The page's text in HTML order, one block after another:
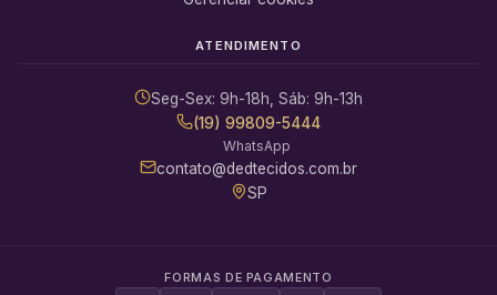
ATENDIMENTO
Seg-Sex: 9h-18h, Sáb: 9h-13h
(19) 99809-5444
WhatsApp
contato@dedtecidos.com.br
SP
FORMAS DE PAGAMENTO